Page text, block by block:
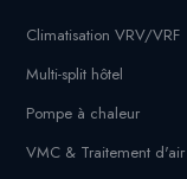
Climatisation VRV/VRF
Multi-split hôtel
Pompe à chaleur
VMC & Traitement d'air